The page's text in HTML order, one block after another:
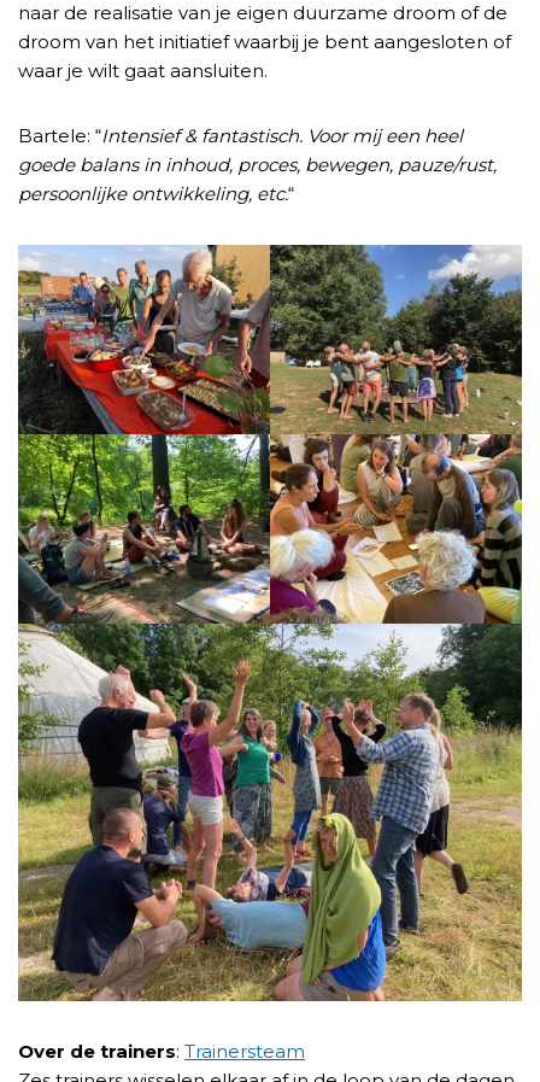
naar de realisatie van je eigen duurzame droom of de
droom van het initiatief waarbij je bent aangesloten of
waar je wilt gaat aansluiten.
Bartele: “Intensief & fantastisch. Voor mij een heel
goede balans in inhoud, proces, bewegen, pauze/rust,
persoonlijke ontwikkeling, etc.“
Over de trainers: Trainersteam